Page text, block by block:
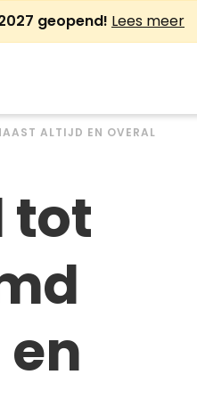
geopend! Lees meer
ALTIJD EN OVERAL
tot